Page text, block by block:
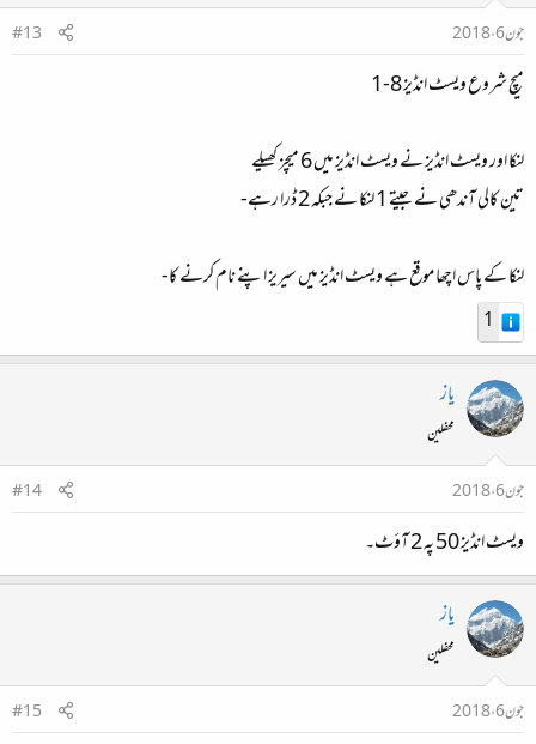
جون 6، 2018
#13
میچ شروع ویسٹ انڈیز 8-1
لنکا اور ویسٹ انڈیز نے ویسٹ انڈیز میں 6 میچز کھیلے
تین کالی آندھی نے جیتے 1 لنکا نے جبکہ 2 ڈرا رہے-
لنکا کے پاس اچھا موقع ہے ویسٹ انڈیز میں سیریز اپنے نام کرنے کا-
1
یاز
محفلین
جون 6، 2018
#14
ویسٹ انڈیز 50 پہ 2 آؤٹ۔
یاز
محفلین
جون 6، 2018
#15